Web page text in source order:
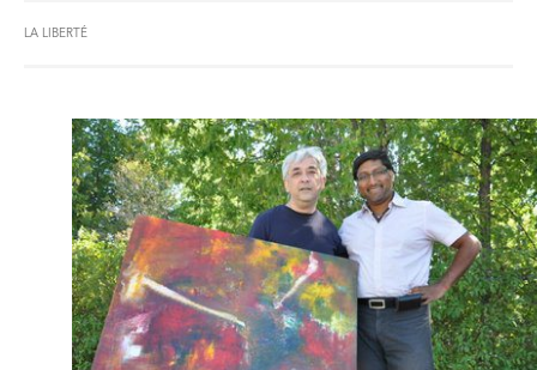
LA LIBERTÉ